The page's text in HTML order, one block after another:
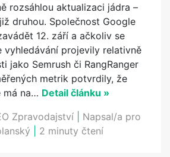
rozsáhlou aktualizaci jádra –
druhou. Společnost Google
12. září a ačkoliv se
vyhledávání projevily relativně
jako Semrush či RangRanger
metrik potvrdily, že
má na… Detail článku »
Zpravodajství
Napsal/a pro
2 minuty čtení